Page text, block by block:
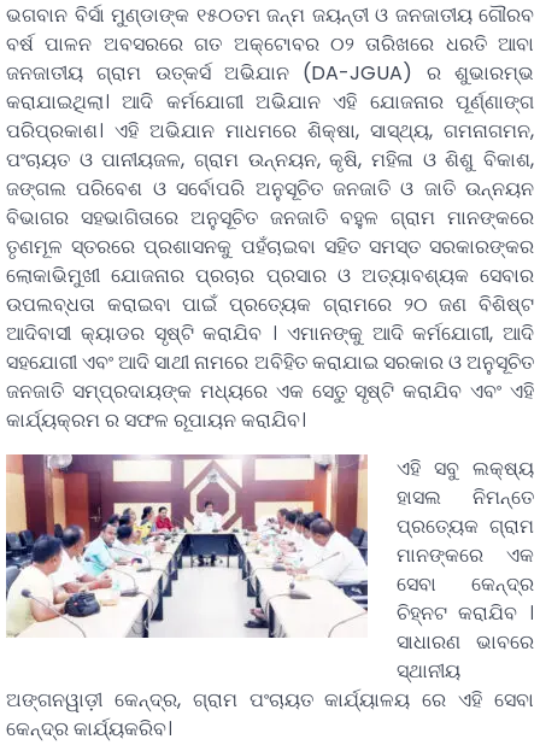
ଭଗବାନ ବିର୍ସା ମୁଣ୍ଡାଙ୍କ ୧୫୦ତମ ଜନ୍ମ ଜୟନ୍ତୀ ଓ ଜନଜାତୀୟ ଗୌରବ
ବର୍ଷ ପାଳନ ଅବସରରେ ଗତ ଅକ୍ଟୋବର ୦୨ ତାରିଖରେ ଧରତି ଆବା
ଜନଜାତୀୟ ଗ୍ରାମ ଉତ୍କର୍ସ ଅଭିଯାନ (DA-JGUA) ର ଶୁଭାରମ୍ଭ
କରାଯାଇଥିଲା। ଆଦି କର୍ମଯୋଗୀ ଅଭିଯାନ ଏହି ଯୋଜନାର ପୂର୍ଣ୍ଣାଙ୍ଗ
ପରିପ୍ରକାଶ। ଏହି ଅଭିଯାନ ମାଧମରେ ଶିକ୍ଷା, ସାସ୍ଥ୍ୟ, ଗମନାଗମନ,
ପଂଚାୟତ ଓ ପାନୀୟଜଳ, ଗ୍ରାମ ଉନ୍ନୟନ, କୃଷି, ମହିଳା ଓ ଶିଶୁ ବିକାଶ,
ଜଙ୍ଗଲ ପରିବେଶ ଓ ସର୍ବୋପରି ଅନୁସୂଚିତ ଜନଜାତି ଓ ଜାତି ଉନ୍ନୟନ
ବିଭାଗର ସହଭାଗିତାରେ ଅନୁସୂଚିତ ଜନଜାତି ବହୁଳ ଗ୍ରାମ ମାନଙ୍କରେ
ତୃଣମୂଳ ସ୍ତରରେ ପ୍ରଶାସନକୁ ପହଁଚାଇବା ସହିତ ସମସ୍ତ ସରକାରଙ୍କର
ଲୋକାଭିମୁଖୀ ଯୋଜନାର ପ୍ରଚାର ପ୍ରସାର ଓ ଅତ୍ୟାବଶ୍ୟକ ସେବାର
ଉପଲବ୍ଧତା କରାଇବା ପାଇଁ ପ୍ରତ୍ୟେକ ଗ୍ରାମରେ ୨୦ ଜଣ ବିଶିଷ୍ଟ
ଆଦିବାସୀ କ୍ୟାଡର ସୃଷ୍ଟି କରା‌ଯିବ । ଏମାନଙ୍କୁ ଆଦି କର୍ମଯୋଗୀ, ଆଦି
ସହଯୋଗୀ ଏବଂ ଆଦି ସାଥୀ ନାମରେ ଅବିହିତ କରାଯାଇ ସରକାର ଓ ଅନୁସୂଚିତ
ଜନଜାତି ସମ୍ପ୍ରଦାୟଙ୍କ ମଧ୍ୟରେ ଏକ ସେତୁ ସୃଷ୍ଟି କରାଯିବ ଏବଂ ଏହି
କାର୍ଯ୍ୟକ୍ରମ ର ସଫଳ ରୂପାୟନ କରାଯିବ।
ଏହି ସବୁ ଲକ୍ଷ୍ୟ
ହାସଲ ନିମନ୍ତେ
ପ୍ରତ୍ୟେକ ଗ୍ରାମ
ମାନଙ୍କରେ ଏକ
ସେବା କେନ୍ଦ୍ର
ଚିହ୍ନଟ କରାଯିବ ।
ସାଧାରଣ ଭାବରେ
ସ୍ଥାନୀୟ
ଅଙ୍ଗନୱାଡ଼ୀ କେନ୍ଦ୍ର, ଗ୍ରାମ ପଂଚାୟତ କାର୍ଯ୍ୟାଳୟ ରେ ଏହି ସେବା
କେନ୍ଦ୍ର କାର୍ଯ୍ୟକରିବ।